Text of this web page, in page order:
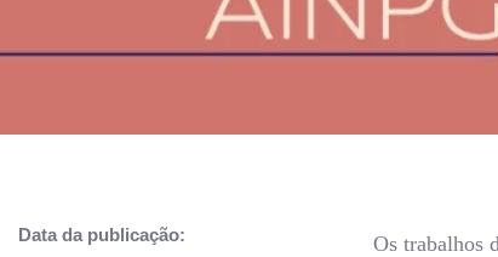
Data da publicação:
Os trabalhos